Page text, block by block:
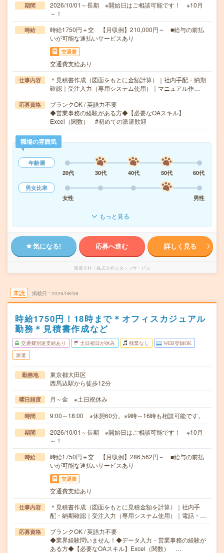
期間
2026/10/01～長期 ※開始日はご相談可能です！ ※10月
～！
時給
時給1750円＋交 【月収例】210,000円～ ■給与の前払
いが可能な速払いサービスあり
交通費
交通費支給あり
仕事内容
＊見積書作成（図面をもとに金額計算）｜社内手配・納期
確認｜受注入力（専用システム使用）｜マニュアル作…
応募資格
ブランクOK / 英語力不要
◆営業事務の経験がある方◆【必要なOAスキル】
Excel（関数） #初めての派遣歓迎
職場の雰囲気
年齢層
20代
30代 40代 50代
60代
男女比率
女性
男性
もっと見る
気になる! 応募へ進む 詳しく見る
派遣会社 株式会社スタッフサービス
未読 掲載日 2026/08/08
時給1750円！18時まで＊オフィスカジュアル
勤務＊見積書作成など
交通費別途支給あり 土日祝日が休み 残業なし WEB登録OK
派遣
勤務地
東京都大田区
西馬込駅から徒歩12分
曜日頻度 月～金 ※土日祝休み
時間 9:00～18:00 ※休憩60分。※9時～16時も相談可能です。
期間
2026/10/01～長期 ※開始日はご相談可能です！ ※10月
～！
時給
時給1750円＋交 【月収例】286,562円～ ■給与の前払
いが可能な速払いサービスあり
交通費
交通費支給あり
仕事内容
＊見積書作成（図面をもとに見積金額を計算）｜社内手
配・納期確認｜受注入力（専用システム使用）｜電話・…
応募資格
ブランクOK / 英語力不要
◆業界経験問いません！◆データ入力・営業事務の経験が
ある方◆【必要なOAスキル】Excel（関数） …